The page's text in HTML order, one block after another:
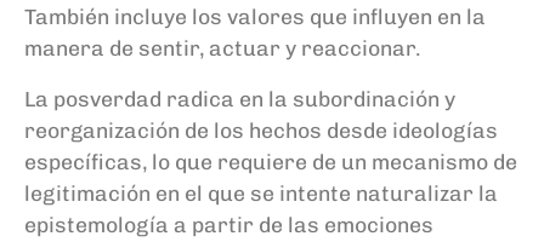
También incluye los valores que influyen en la
manera de sentir, actuar y reaccionar.
La posverdad radica en la subordinación y
reorganización de los hechos desde ideologías
específicas,​​ lo que requiere de un mecanismo de
legitimación en el que se intente naturalizar la
epistemología a partir de las emociones